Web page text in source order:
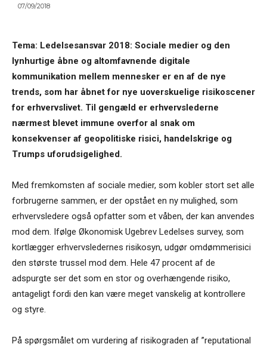
07/09/2018
Tema: Ledelsesansvar 2018: Sociale medier og den
lynhurtige åbne og altomfavnende digitale
kommunikation mellem mennesker er en af de nye
trends, som har åbnet for nye uoverskuelige risikoscener
for erhvervslivet. Til gengæld er erhvervslederne
nærmest blevet immune overfor al snak om
konsekvenser af geopolitiske risici, handelskrige og
Trumps uforudsigelighed.
Med fremkomsten af sociale medier, som kobler stort set alle
forbrugerne sammen, er der opstået en ny mulighed, som
erhvervsledere også opfatter som et våben, der kan anvendes
mod dem. Ifølge Økonomisk Ugebrev Ledelses survey, som
kortlægger erhvervsledernes risikosyn, udgør omdømmerisici
den største trussel mod dem. Hele 47 procent af de
adspurgte ser det som en stor og overhængende risiko,
antageligt fordi den kan være meget vanskelig at kontrollere
og styre.
På spørgsmålet om vurdering af risikograden af ”reputational